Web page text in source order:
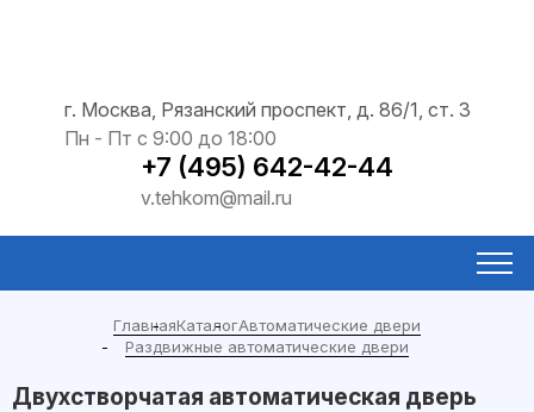
г. Москва, Рязанский проспект, д. 86/1, ст. 3
Пн - Пт с 9:00 до 18:00
+7 (495) 642-42-44
v.tehkom@mail.ru
ГлавнаяКаталогАвтоматические двери
Раздвижные автоматические двери
Двухстворчатая автоматическая дверь